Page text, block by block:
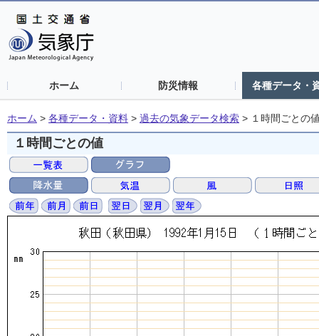
ホーム 防災情報 各種データ・
ホーム > 各種データ・資料 > 過去の気象データ検索 > １時間ごとの
１時間ごとの値